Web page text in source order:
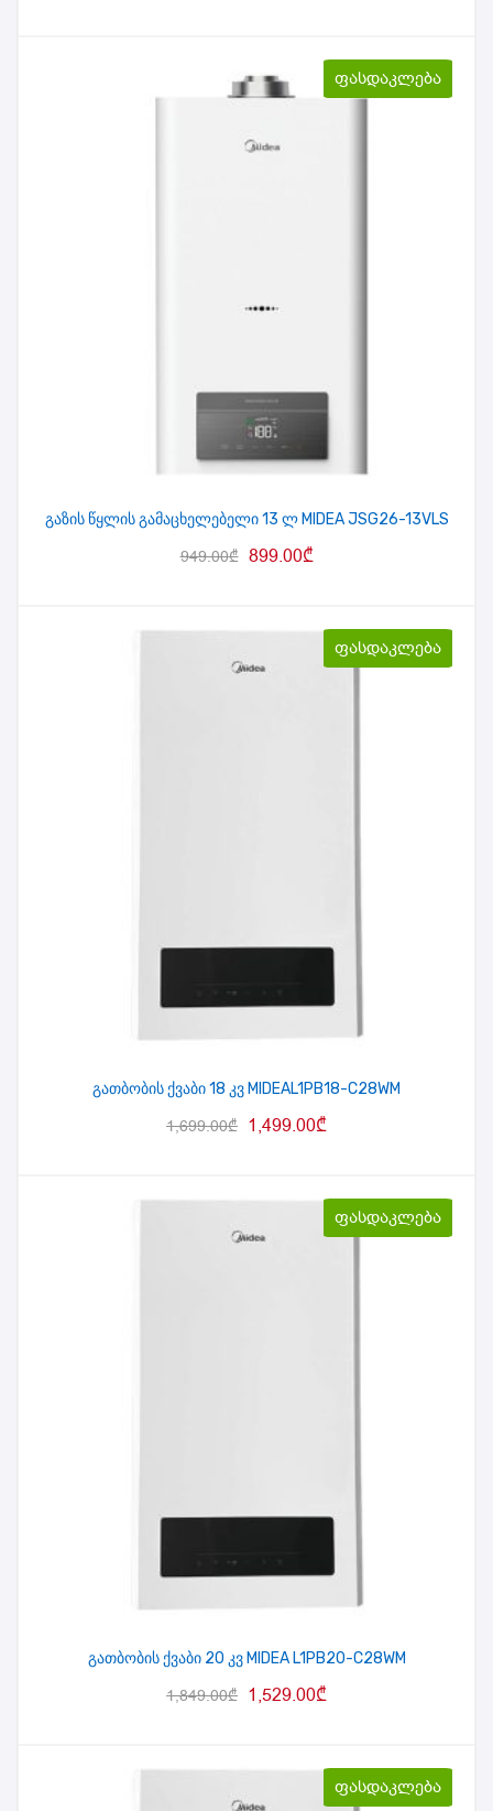
ფასდაკლება
გაზის წყლის გამაცხელებელი 13 ლ MIDEA JSG26-13VLS
949.00₾ 899.00₾
ფასდაკლება
გათბობის ქვაბი 18 კვ MIDEAL1PB18-C28WM
1,699.00₾ 1,499.00₾
ფასდაკლება
გათბობის ქვაბი 20 კვ MIDEA L1PB20-C28WM
1,849.00₾ 1,529.00₾
ფასდაკლება